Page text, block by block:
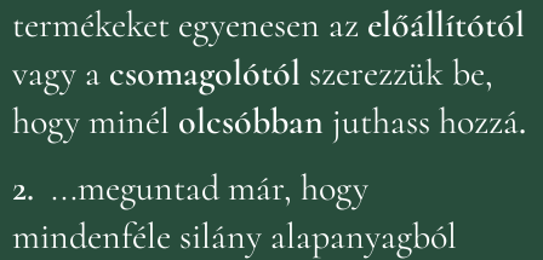
termékeket egyenesen az előállítótól
vagy a csomagolótól szerezzük be,
hogy minél olcsóbban juthass hozzá.
2. ...meguntad már, hogy
mindenféle silány alapanyagból